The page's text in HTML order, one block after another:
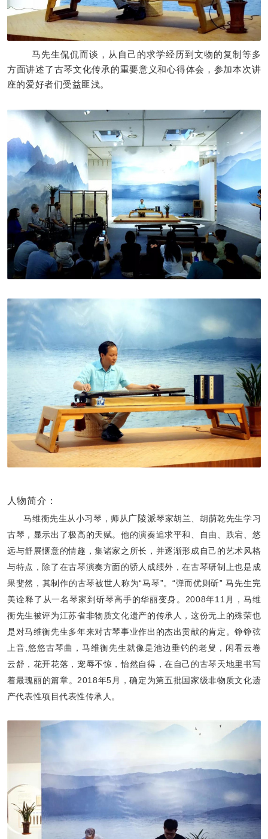
马先生侃侃而谈，从自己的求学经历到文物的复制等多
方面讲述了古琴文化传承的重要意义和心得体会，参加本次讲
座的爱好者们受益匪浅。
人物简介：
马维衡先生从小习琴，师从广陵派琴家胡兰、胡荫乾先生学习
古琴，显示出了极高的天赋。他的演奏追求平和、自由、跌宕、悠
远与舒展惬意的情趣，集诸家之所长，并逐渐形成自己的艺术风格
与特点，除了在古琴演奏方面的骄人成绩外，在古琴研制上也是成
果斐然，其制作的古琴被世人称为“马琴”。“弹而优则斫” 马先生完
美诠释了从一名琴家到斫琴高手的华丽变身。2008年11月，马维
衡先生被评为江苏省非物质文化遗产的传承人，这份无上的殊荣也
是对马维衡先生多年来对古琴事业作出的杰出贡献的肯定。铮铮弦
上音,悠悠古琴曲，马维衡先生就像是池边垂钓的老叟，闲看云卷
云舒，花开花落，宠辱不惊，怡然自得，在自己的古琴天地里书写
着最瑰丽的篇章。2018年5月，确定为第五批国家级非物质文化遗
产代表性项目代表性传承人。